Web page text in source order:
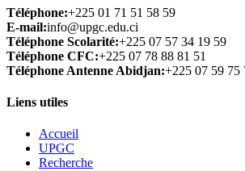
Téléphone:+225 01 71 51 58 59
E-mail:info@upgc.edu.ci
Téléphone Scolarité:+225 07 57 34 19 59
Téléphone CFC:+225 07 78 88 81 51
Téléphone Antenne Abidjan:+225 07 59 75
Liens utiles
Accueil
UPGC
Recherche